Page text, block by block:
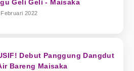
Geli Geli - Maisaka
Februari 2022
Debut Panggung Dangdut
Bareng Maisaka